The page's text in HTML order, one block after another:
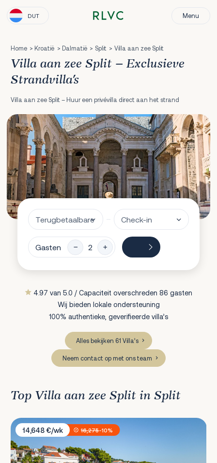
DUT Menu
Home Kroatië Dalmatië Split Villa aan zee Split
Villa aan zee Split – Exclusieve
Strandvilla's
Villa aan zee Split – Huur een privévilla direct aan het strand
Gasten
4.97 van 5.0 / Capaciteit overschreden 86 gasten
Wij bieden lokale ondersteuning
100% authentieke, geverifieerde villa’s
Alles bekijken 61 Villa’s
Neem contact op met ons team
Top Villa aan zee Split in Split
Sunset Villa Trogir
14,648 €/wk
16,275-10%